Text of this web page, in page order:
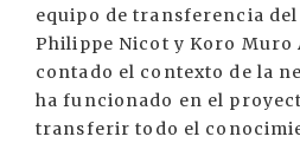
equipo de transferencia
Philippe Nicot y Koro Muro
contado el contexto de la
ha funcionado en el
transferir todo el